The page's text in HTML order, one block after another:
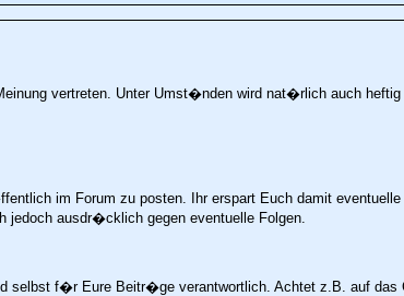
vertreten. Unter Umst�nden wird nat�rlich auch
im Forum zu posten. Ihr erspart Euch damit
jedoch ausdr�cklich gegen eventuelle Folgen.
f�r Eure Beitr�ge verantwortlich. Achtet z.B. auf das